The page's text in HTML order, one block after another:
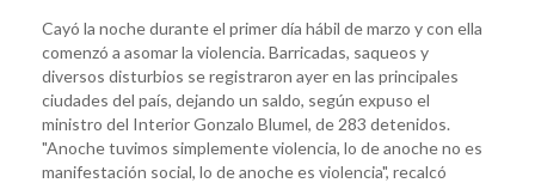
Cayó la noche durante el primer día hábil de marzo y con ella
comenzó a asomar la violencia. Barricadas, saqueos y
diversos disturbios se registraron ayer en las principales
ciudades del país, dejando un saldo, según expuso el
ministro del Interior Gonzalo Blumel, de 283 detenidos.
"Anoche tuvimos simplemente violencia, lo de anoche no es
manifestación social, lo de anoche es violencia", recalcó